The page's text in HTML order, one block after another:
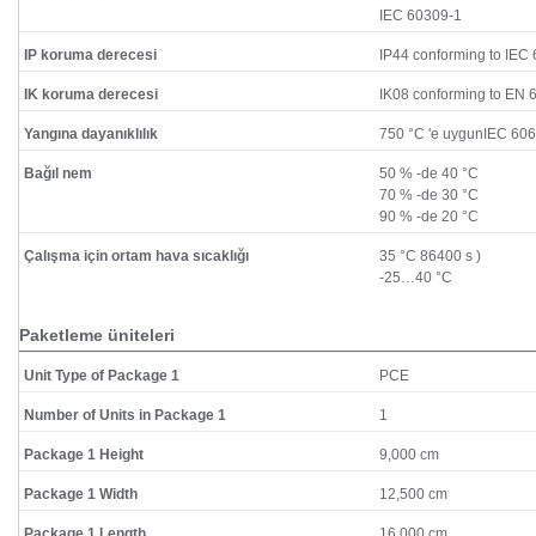
IEC 60309-1
IP koruma derecesi IP44 conforming to IEC
IK koruma derecesi IK08 conforming to EN
Yangına dayanıklılık 750 °C 'e uygunIEC
Bağıl nem
50 % -de 40 °C
70 % -de 30 °C
90 % -de 20 °C
Çalışma için ortam hava sıcaklığı
35 °C 86400 s )
-25…40 °C
Paketleme üniteleri
Unit Type of Package 1 PCE
Number of Units in Package 1 1
Package 1 Height 9,000 cm
Package 1 Width 12,500 cm